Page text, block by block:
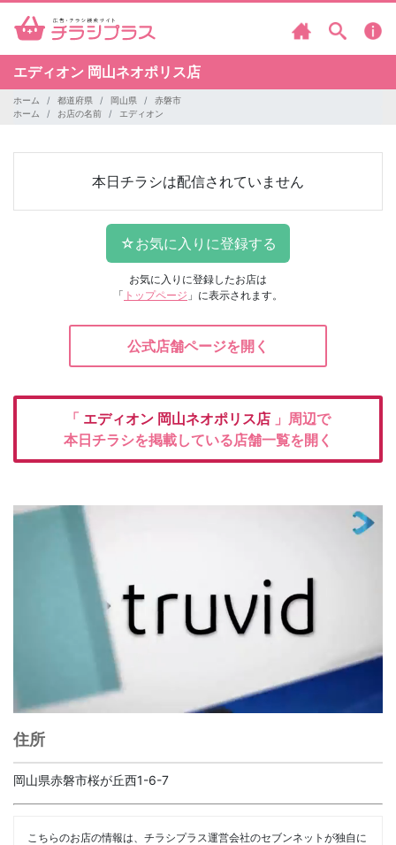
エディオン 岡山ネオポリス店
ホーム 都道府県 岡山県
赤磐市
ホーム
お店の名前 エディオン
本日チラシは配信されていません
お気に入りに登録したお店は
「 トップページ 」に表示されます。
公式店舗ページを開く
「 エディオン 岡山ネオポリス店 」周辺で
本日チラシを掲載している店舗一覧を開く
住所
岡山県赤磐市桜が丘西1-6-7
こちらのお店の情報は、チラシプラス運営会社のセブンネットが独自に